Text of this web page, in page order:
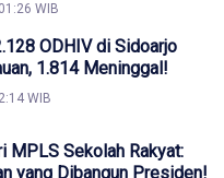
WIB
ODHIV di Sidoarjo
1.814 Meninggal!
WIB
MPLS Sekolah Rakyat:
yang Dibangun Presiden!